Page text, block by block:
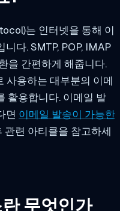
는 인터넷을 통해 이
다. SMTP, POP, IMAP
을 간편하게 해줍니다.
사용하는 대부분의 이메
활용합니다. 이메일 발
면 이메일 발송이 가능한
관련 아티클을 참고하세
무엇인가